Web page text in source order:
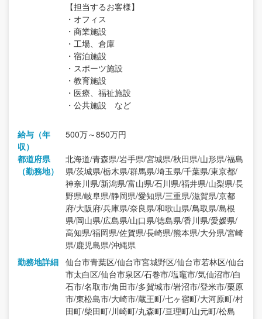
【担当するお客様】
・オフィス
・商業施設
・工場、倉庫
・宿泊施設
・スポーツ施設
・教育施設
・医療、福祉施設
・公共施設 など
給与（年
収）
500万～850万円
都道府県
（勤務地）
北海道/青森県/岩手県/宮城県/秋田県/山形県/福島
県/茨城県/栃木県/群馬県/埼玉県/千葉県/東京都/
神奈川県/新潟県/富山県/石川県/福井県/山梨県/長
野県/岐阜県/静岡県/愛知県/三重県/滋賀県/京都
府/大阪府/兵庫県/奈良県/和歌山県/鳥取県/島根
県/岡山県/広島県/山口県/徳島県/香川県/愛媛県/
高知県/福岡県/佐賀県/長崎県/熊本県/大分県/宮崎
県/鹿児島県/沖縄県
勤務地詳細 仙台市青葉区/仙台市宮城野区/仙台市若林区/仙台
市太白区/仙台市泉区/石巻市/塩竈市/気仙沼市/白
石市/名取市/角田市/多賀城市/岩沼市/登米市/栗原
市/東松島市/大崎市/蔵王町/七ヶ宿町/大河原町/村
田町/柴田町/川崎町/丸森町/亘理町/山元町/松島